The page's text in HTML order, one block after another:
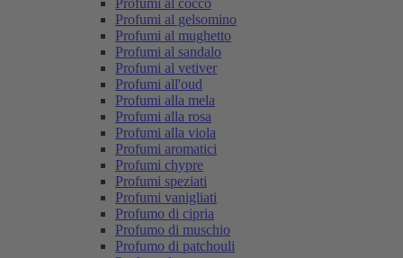
Profumi al cocco
Profumi al gelsomino
Profumi al mughetto
Profumi al sandalo
Profumi al vetiver
Profumi all'oud
Profumi alla mela
Profumi alla rosa
Profumi alla viola
Profumi aromatici
Profumi chypre
Profumi speziati
Profumi vanigliati
Profumo di cipria
Profumo di muschio
Profumo di patchouli